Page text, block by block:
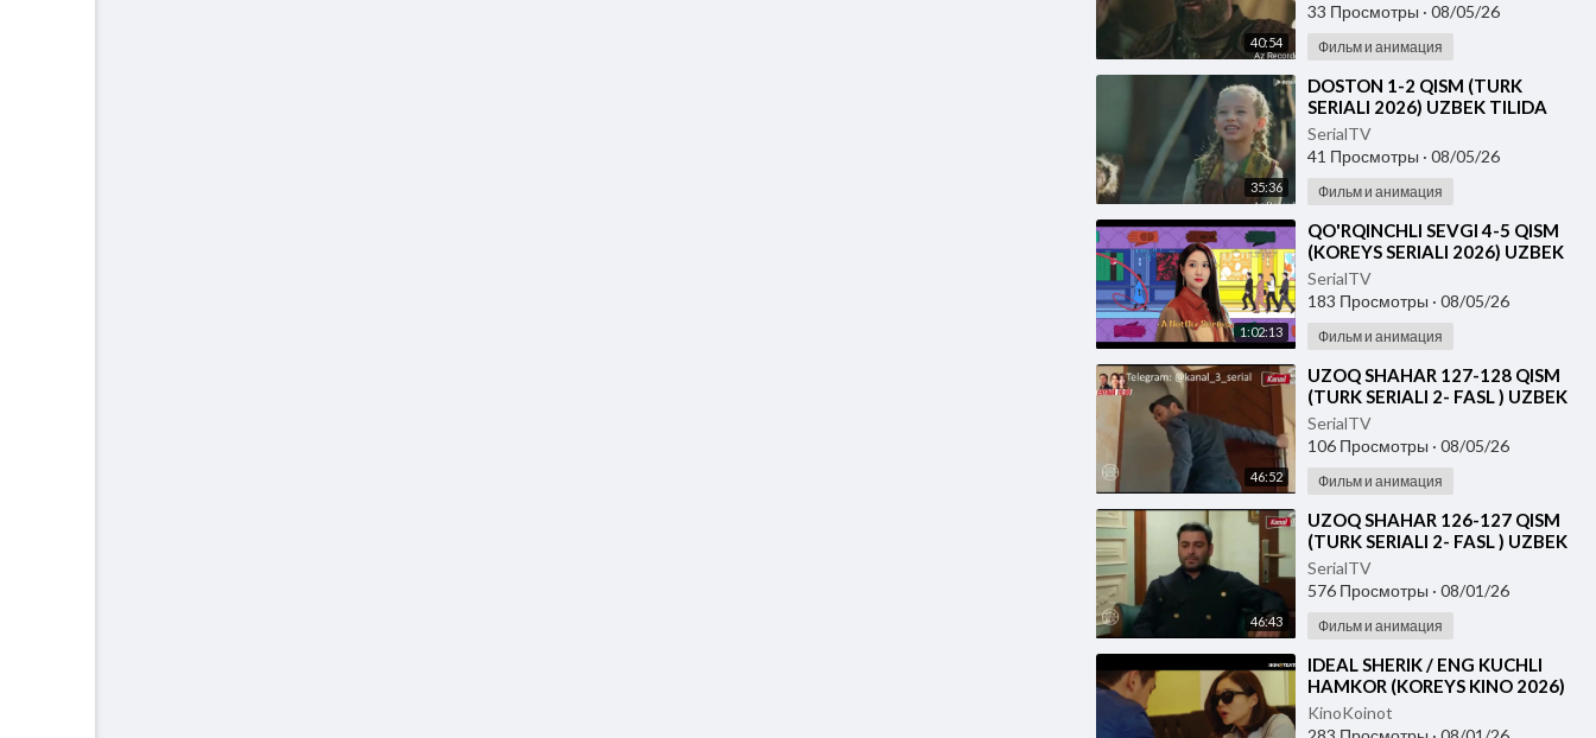
40:54
33 Просмотры · 08/05/26
Фильм и анимация
35:36
⁣DOSTON 1-2 QISM (TURK
SERIALI 2026) UZBEK TILIDA
SerialTV
41 Просмотры · 08/05/26
Фильм и анимация
1:02:13
⁣⁣QO'RQINCHLI SEVGI 4-5 QISM
(KOREYS SERIALI 2026) UZBEK
TILIDA
SerialTV
183 Просмотры · 08/05/26
Фильм и анимация
46:52
⁣UZOQ SHAHAR 127-128 QISM
(TURK SERIALI 2- FASL ) UZBEK
TILIDA
SerialTV
106 Просмотры · 08/05/26
Фильм и анимация
46:43
⁣UZOQ SHAHAR 126-127 QISM
(TURK SERIALI 2- FASL ) UZBEK
TILIDA
SerialTV
576 Просмотры · 08/01/26
Фильм и анимация
⁣IDEAL SHERIK / ENG KUCHLI
HAMKOR (KOREYS KINO 2026)
UZBEK TILIDA
KinoKoinot